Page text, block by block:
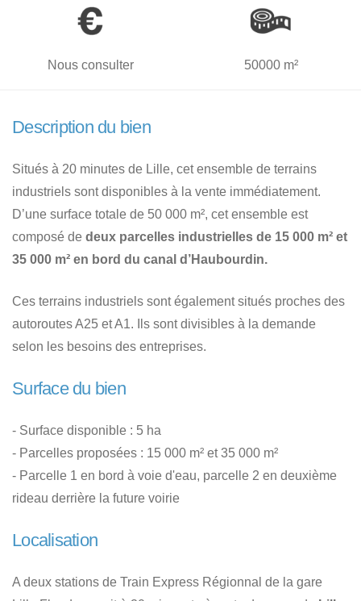
Nous consulter 50000 m²
Description du bien
Situés à 20 minutes de Lille, cet ensemble de terrains
industriels sont disponibles à la vente immédiatement.
D’une surface totale de 50 000 m², cet ensemble est
composé de deux parcelles industrielles de 15 000 m² et
35 000 m² en bord du canal d’Haubourdin.
Ces terrains industriels sont également situés proches des
autoroutes A25 et A1. Ils sont divisibles à la demande
selon les besoins des entreprises.
Surface du bien
- Surface disponible : 5 ha
- Parcelles proposées : 15 000 m² et 35 000 m²
- Parcelle 1 en bord à voie d'eau, parcelle 2 en deuxième
rideau derrière la future voirie
Localisation
A deux stations de Train Express Régionnal de la gare